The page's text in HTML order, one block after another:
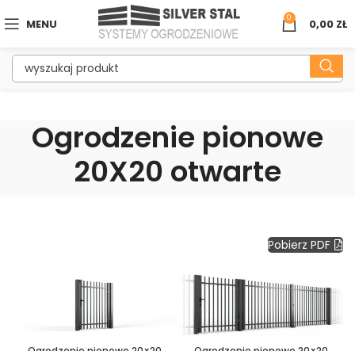
MENU 0 0,00 ZŁ
Ogrodzenie pionowe
20X20 otwarte
Pobierz PDF